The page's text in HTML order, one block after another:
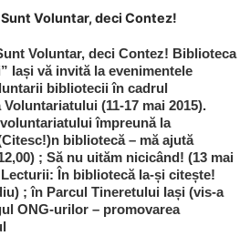
Sunt Voluntar, deci Contez!
Voluntar, deci Contez! Biblioteca
Iași vă invită la evenimentele
bibliotecii în cadrul
(11-17 mai 2015).
împreună la
bibliotecă – mă ajută
; Să nu uităm nicicând! (13 mai
În bibliotecă Ia-și citește!
; în Parcul Tineretului Iași (vis-a
ONG-urilor – promovarea